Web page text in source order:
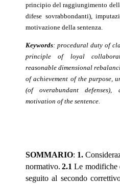
principio del raggiungimento
difese sovrabbondanti),
motivazione della sentenza.
Keywords: procedural duty of
principle of loyal
reasonable dimensional
of achievement of the purpose,
(of overabundant
motivation of the sentence.
SOMMARIO: 1.
normativo. 2.1 Le modifiche
seguito al secondo